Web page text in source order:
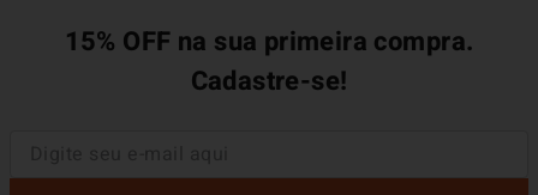
15% OFF na sua primeira compra.
Cadastre-se!